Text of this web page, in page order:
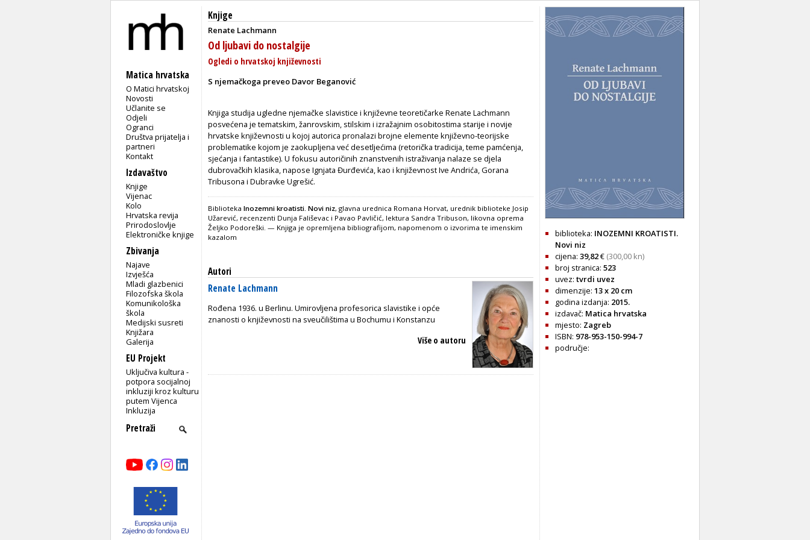
Matica hrvatska
O Matici hrvatskoj
Novosti
Učlanite se
Odjeli
Ogranci
Društva prijatelja i
partneri
Kontakt
Izdavaštvo
Knjige
Vijenac
Kolo
Hrvatska revija
Prirodoslovlje
Elektroničke knjige
Zbivanja
Najave
Izvješća
Mladi glazbenici
Filozofska škola
Komunikološka
škola
Medijski susreti
Knjižara
Galerija
EU Projekt
Uključiva kultura -
potpora socijalnoj
inkluziji kroz kulturu
putem Vijenca
Inkluzija
Knjige
Renate Lachmann
Od ljubavi do nostalgije
Ogledi o hrvatskoj književnosti
S njemačkoga preveo Davor Beganović
Knjiga studija ugledne njemačke slavistice i književne teoretičarke Renate Lachmann
posvećena je tematskim, žanrovskim, stilskim i izražajnim osobitostima starije i novije
hrvatske književnosti u kojoj autorica pronalazi brojne elemente književno-teorijske
problematike kojom je zaokupljena već desetljećima (retorička tradicija, teme pamćenja,
sjećanja i fantastike). U fokusu autoričinih znanstvenih istraživanja nalaze se djela
dubrovačkih klasika, napose Ignjata Đurđevića, kao i književnost Ive Andrića, Gorana
Tribusona i Dubravke Ugrešić.
Biblioteka Inozemni kroatisti. Novi niz, glavna urednica Romana Horvat, urednik biblioteke Josip
Užarević, recenzenti Dunja Fališevac i Pavao Pavličić, lektura Sandra Tribuson, likovna oprema
Željko Podoreški. — Knjiga je opremljena bibliografijom, napomenom o izvorima te imenskim
kazalom
Autori
Renate Lachmann
Rođena 1936. u Berlinu. Umirovljena profesorica slavistike i opće
znanosti o književnosti na sveučilištima u Bochumu i Konstanzu
Više o autoru
biblioteka: INOZEMNI KROATISTI.
Novi niz
cijena: 39,82€ (300,00 kn)
broj stranica: 523
uvez: tvrdi uvez
dimenzije: 13 x 20 cm
godina izdanja: 2015.
izdavač: Matica hrvatska
mjesto: Zagreb
ISBN: 978-953-150-994-7
područje: